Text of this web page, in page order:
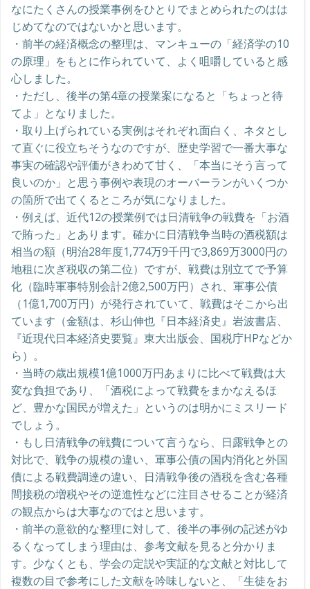
なにたくさんの授業事例をひとりでまとめられたのはは
じめてなのではないかと思います。
・前半の経済概念の整理は、マンキューの「経済学の10
の原理」をもとに作られていて、よく咀嚼していると感
心しました。
・ただし、後半の第4章の授業案になると「ちょっと待
てよ」となりました。
・取り上げられている実例はそれぞれ面白く、ネタとし
て直ぐに役立ちそうなのですが、歴史学習で一番大事な
事実の確認や評価がきわめて甘く、「本当にそう言って
良いのか」と思う事例や表現のオーバーランがいくつか
の箇所で出てくるところが気になりました。
・例えば、近代12の授業例では日清戦争の戦費を「お酒
で賄った」とあります。確かに日清戦争当時の酒税額は
相当の額（明治28年度1,774万9千円で3,869万3000円の
地租に次ぎ税収の第二位）ですが、戦費は別立てで予算
化（臨時軍事特別会計2億2,500万円）され、軍事公債
（1億1,700万円）が発行されていて、戦費はそこから出
ています（金額は、杉山伸也『日本経済史』岩波書店、
『近現代日本経済史要覧』東大出版会、国税庁HPなどか
ら）。
・当時の歳出規模1億1000万円あまりに比べて戦費は大
変な負担であり、「酒税によって戦費をまかなえるほ
ど、豊かな国民が増えた」というのは明かにミスリード
でしょう。
・もし日清戦争の戦費について言うなら、日露戦争との
対比で、戦争の規模の違い、軍事公債の国内消化と外国
債による戦費調達の違い、日清戦争後の酒税を含む各種
間接税の増税やその逆進性などに注目させることが経済
の観点からは大事なのではと思います。
・前半の意欲的な整理に対して、後半の事例の記述がゆ
るくなってしまう理由は、参考文献を見ると分かりま
す。少なくとも、学会の定説や実証的な文献と対比して
複数の目で参考にした文献を吟味しないと、「生徒をお